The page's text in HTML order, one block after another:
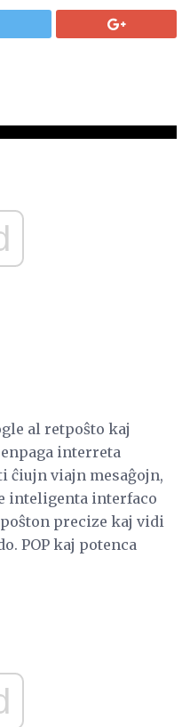
al retpoŝto kaj
interreta
ĉiujn viajn mesaĝojn,
inteligenta interfaco
precize kaj vidi
POP kaj potenca